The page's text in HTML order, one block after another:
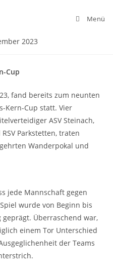
Menü
2023
Cup
fand bereits zum neunten
Kern-Cup statt. Vier
ASV Steinach,
Parkstetten, traten
Wanderpokal und
jede Mannschaft gegen
wurde von Beginn bis
Überraschend war,
einem Tor Unterschied
der Teams